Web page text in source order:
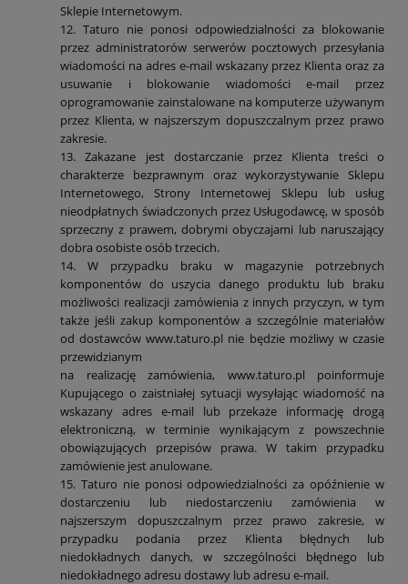
Sklepie Internetowym.
12. Taturo nie ponosi odpowiedzialności za blokowanie
przez administratorów serwerów pocztowych przesyłania
wiadomości na adres e-mail wskazany przez Klienta oraz za
usuwanie i blokowanie wiadomości e-mail przez
oprogramowanie zainstalowane na komputerze używanym
przez Klienta, w najszerszym dopuszczalnym przez prawo
zakresie.
13. Zakazane jest dostarczanie przez Klienta treści o
charakterze bezprawnym oraz wykorzystywanie Sklepu
Internetowego, Strony Internetowej Sklepu lub usług
nieodpłatnych świadczonych przez Usługodawcę, w sposób
sprzeczny z prawem, dobrymi obyczajami lub naruszający
dobra osobiste osób trzecich.
14. W przypadku braku w magazynie potrzebnych
komponentów do uszycia danego produktu lub braku
możliwości realizacji zamówienia z innych przyczyn, w tym
także jeśli zakup komponentów a szczególnie materiałów
od dostawców www.taturo.pl nie będzie możliwy w czasie
przewidzianym
na realizację zamówienia, www.taturo.pl poinformuje
Kupującego o zaistniałej sytuacji wysyłając wiadomość na
wskazany adres e-mail lub przekaże informację drogą
elektroniczną, w terminie wynikającym z powszechnie
obowiązujących przepisów prawa. W takim przypadku
zamówienie jest anulowane.
15. Taturo nie ponosi odpowiedzialności za opóźnienie w
dostarczeniu lub niedostarczeniu zamówienia w
najszerszym dopuszczalnym przez prawo zakresie, w
przypadku podania przez Klienta błędnych lub
niedokładnych danych, w szczególności błędnego lub
niedokładnego adresu dostawy lub adresu e-mail.